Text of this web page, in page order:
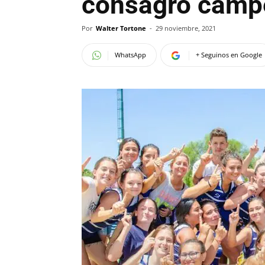
Por Walter Tortone - 29 noviembre, 2021
WhatsApp + Seguinos en Google